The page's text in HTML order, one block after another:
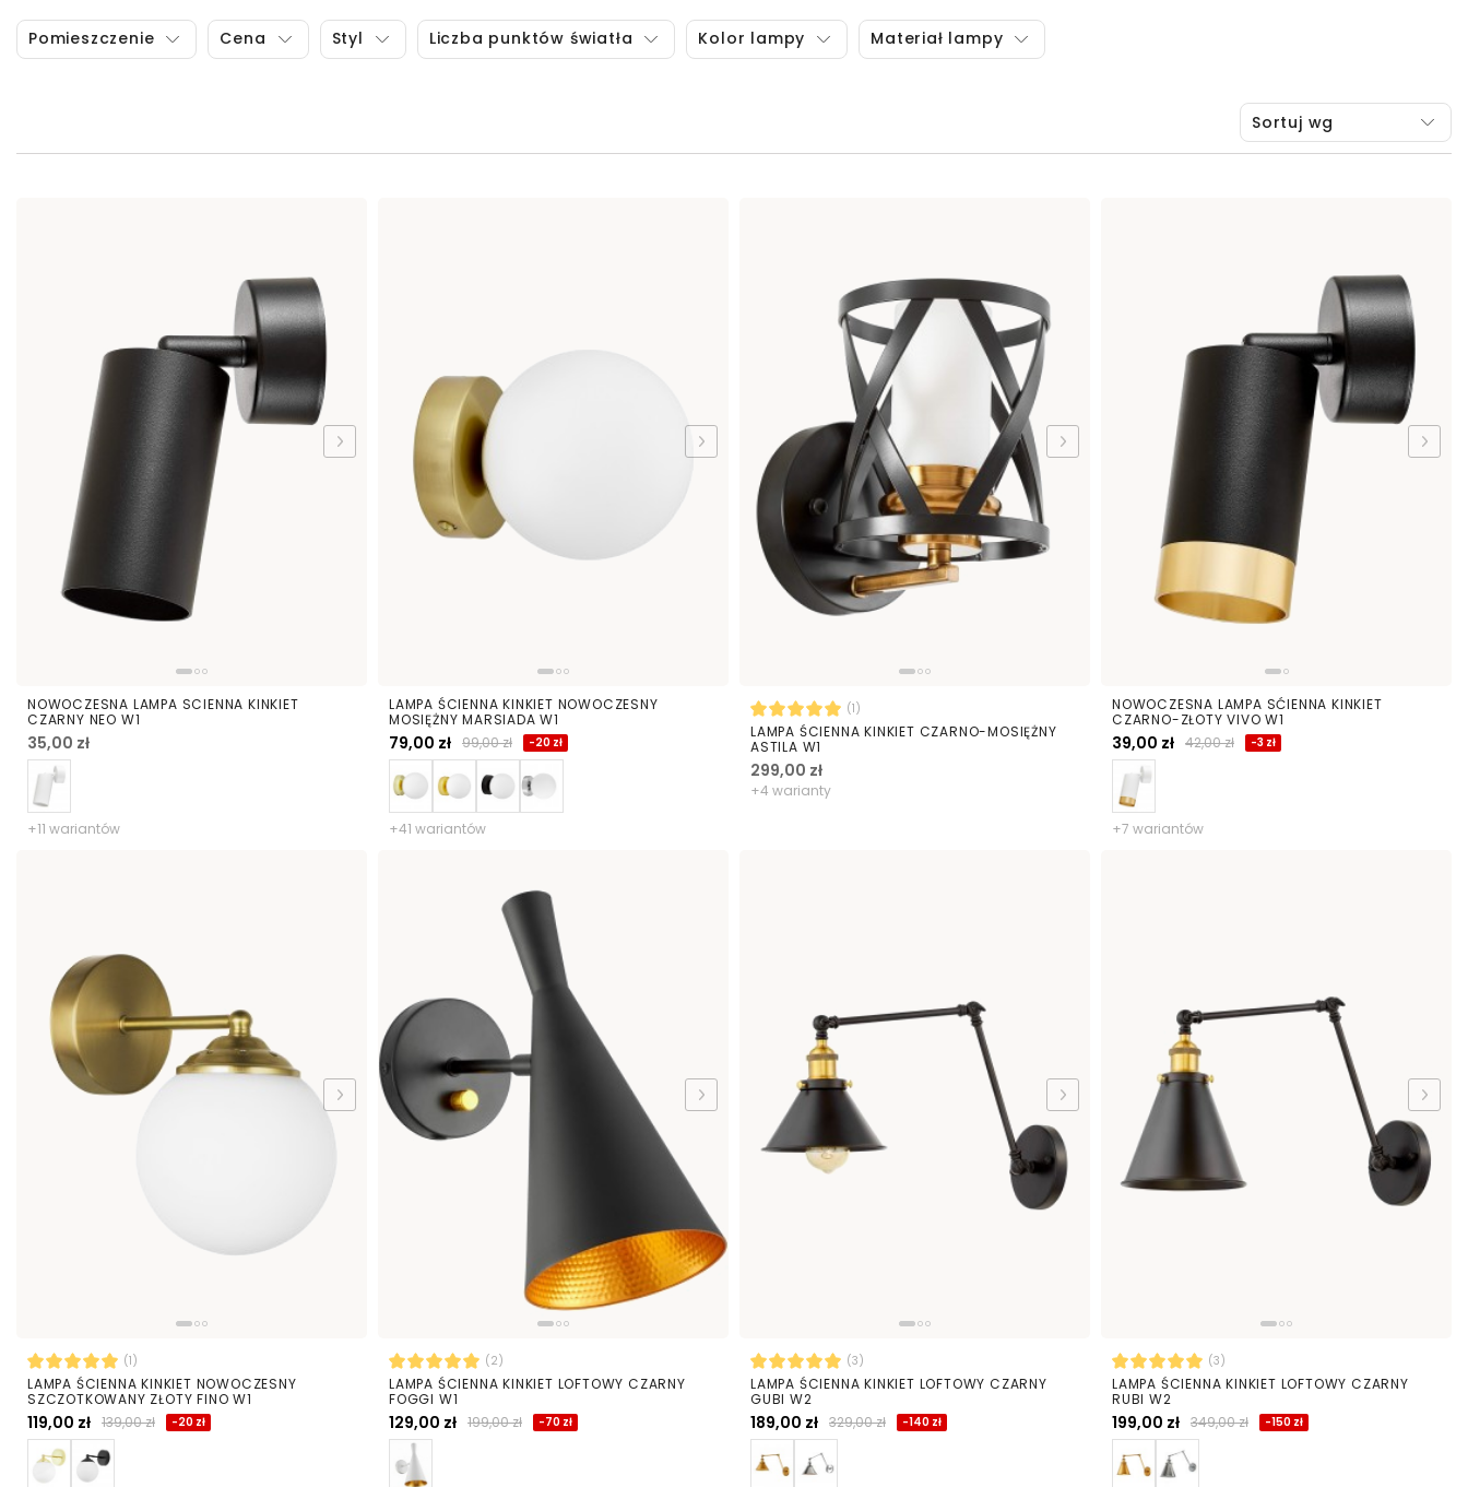
Pomieszczenie Cena Styl Liczba punktów światła Kolor lampy Materiał lampy
Sortuj wg
NOWOCZESNA LAMPA SCIENNA KINKIET
CZARNY NEO W1
35,00 zł
+11 wariantów
LAMPA ŚCIENNA KINKIET NOWOCZESNY
MOSIĘŻNY MARSIADA W1
79,00 zł 99,00 zł -20 zł
+41 wariantów
(1)
LAMPA ŚCIENNA KINKIET CZARNO-MOSIĘŻNY
ASTILA W1
299,00 zł
+4 warianty
NOWOCZESNA LAMPA SĆIENNA KINKIET
CZARNO-ZŁOTY VIVO W1
39,00 zł 42,00 zł -3 zł
+7 wariantów
(1)
LAMPA ŚCIENNA KINKIET NOWOCZESNY
SZCZOTKOWANY ZŁOTY FINO W1
119,00 zł 139,00 zł -20 zł
(2)
LAMPA ŚCIENNA KINKIET LOFTOWY CZARNY
FOGGI W1
129,00 zł 199,00 zł -70 zł
(3)
LAMPA ŚCIENNA KINKIET LOFTOWY CZARNY
GUBI W2
189,00 zł 329,00 zł -140 zł
(3)
LAMPA ŚCIENNA KINKIET LOFTOWY CZARNY
RUBI W2
199,00 zł 349,00 zł -150 zł